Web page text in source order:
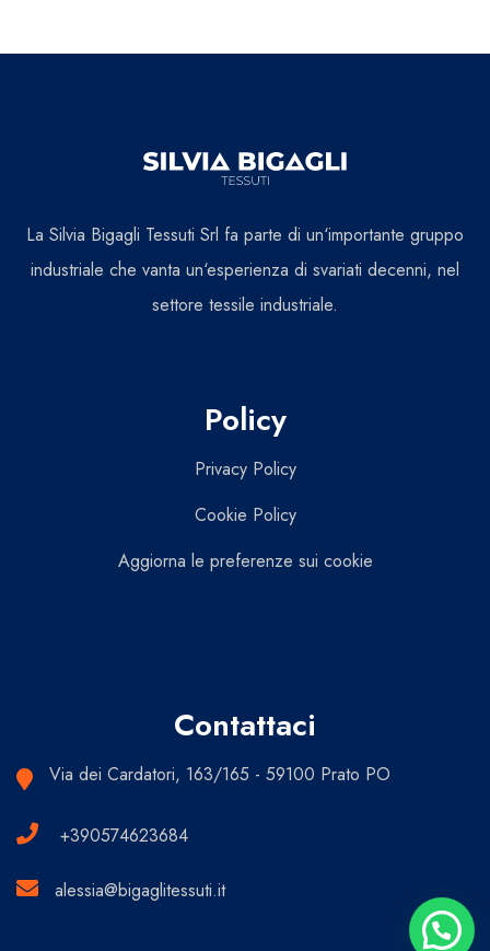
La Silvia Bigagli Tessuti Srl fa parte di un‘importante gruppo
industriale che vanta un‘esperienza di svariati decenni, nel
settore tessile industriale.
Policy
Privacy Policy
Cookie Policy
Aggiorna le preferenze sui cookie
Contattaci
Via dei Cardatori, 163/165 - 59100 Prato PO
+390574623684
alessia@bigaglitessuti.it